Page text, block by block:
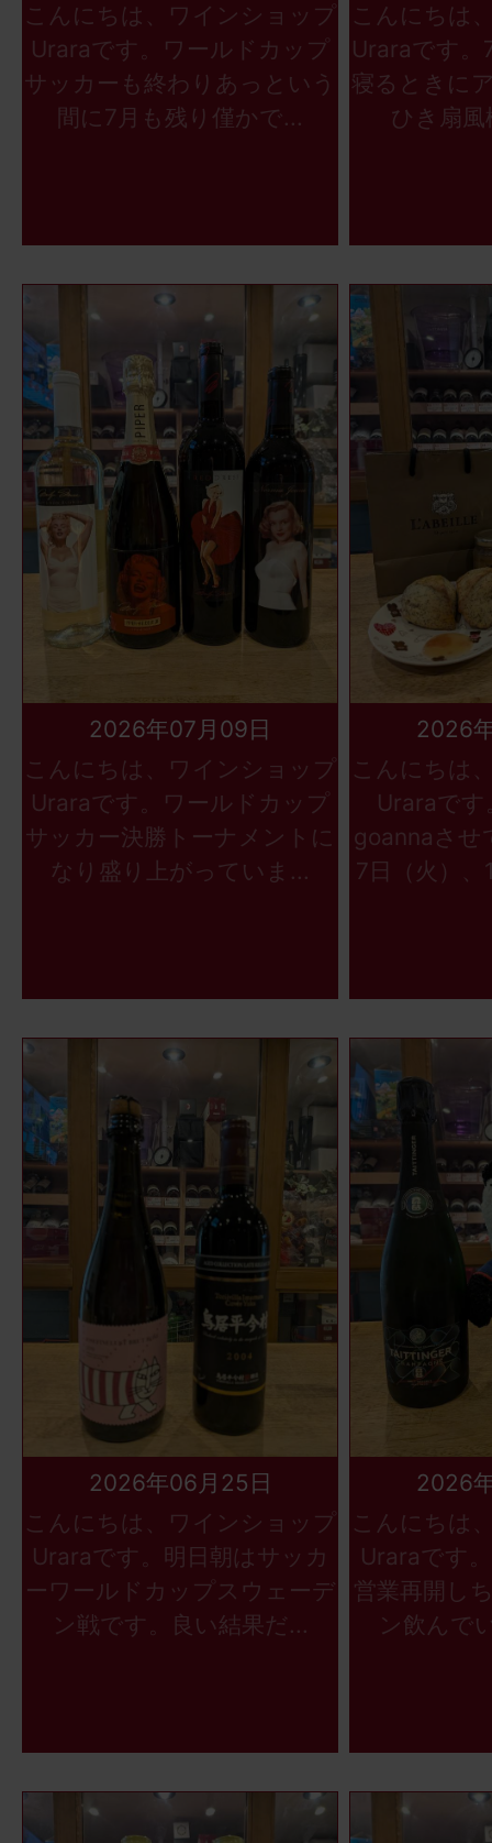
こんにちは、ワインショップ
Uraraです。ワールドカップ
サッカーも終わりあっという
間に7月も残り僅かで...
こんにちは
Uraraです。
寝るときに
ひき扇
2026年07月09日
こんにちは、ワインショップ
Uraraです。ワールドカップ
サッカー決勝トーナメントに
なり盛り上がっていま...
2026
こんにちは
Uraraです
goannaさせ
7日（火）
2026年06月25日
こんにちは、ワインショップ
Uraraです。明日朝はサッカ
ーワールドカップスウェーデ
ン戦です。良い結果だ...
2026
こんにちは
Uraraです
営業再開し
ン飲んで